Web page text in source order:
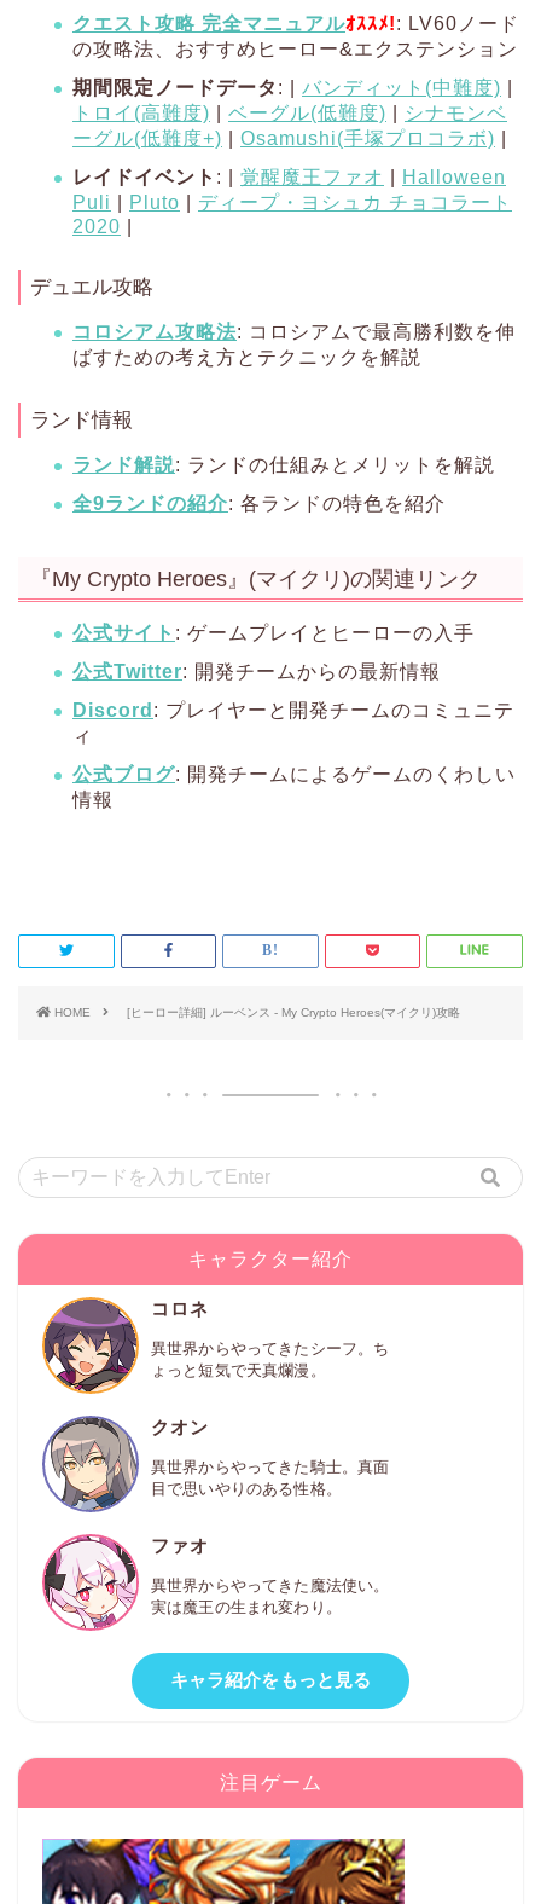
クエスト攻略 完全マニュアルｵｽｽﾒ!: LV60ノード
の攻略法、おすすめヒーロー&エクステンション
期間限定ノードデータ : | バンディット(中難度)
トロイ(高難度)
ベーグル(低難度)
シナモンベ
ーグル(低難度+)
Osamushi(手塚プロコラボ)
レイドイベント : | 覚醒魔王ファオ
Halloween
Puli
Pluto
ディープ・ヨシュカ チョコラート
2020
デュエル攻略
コロシアム攻略法: コロシアムで最高勝利数を伸
ばすための考え方とテクニックを解説
ランド情報
ランド解説: ランドの仕組みとメリットを解説
全9ランドの紹介: 各ランドの特色を紹介
『My Crypto Heroes』(マイクリ)の関連リンク
公式サイト : ゲームプレイとヒーローの入手
公式Twitter: 開発チームからの最新情報
Discord : プレイヤーと開発チームのコミュニテ
ィ
公式ブログ: 開発チームによるゲームのくわしい
情報
HOME [ヒーロー詳細] ルーベンス - My Crypto Heroes(マイクリ)攻略
キャラクター紹介
コロネ
異世界からやってきたシーフ。ち
ょっと短気で天真爛漫。
クオン
異世界からやってきた騎士。真面
目で思いやりのある性格。
ファオ
異世界からやってきた魔法使い。
実は魔王の生まれ変わり。
キャラ紹介をもっと見る
注目ゲーム